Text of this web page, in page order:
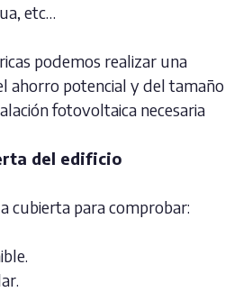
etc…
podemos realizar una
ahorro potencial y del tamaño
fotovoltaica necesaria
del edificio
cubierta para comprobar: